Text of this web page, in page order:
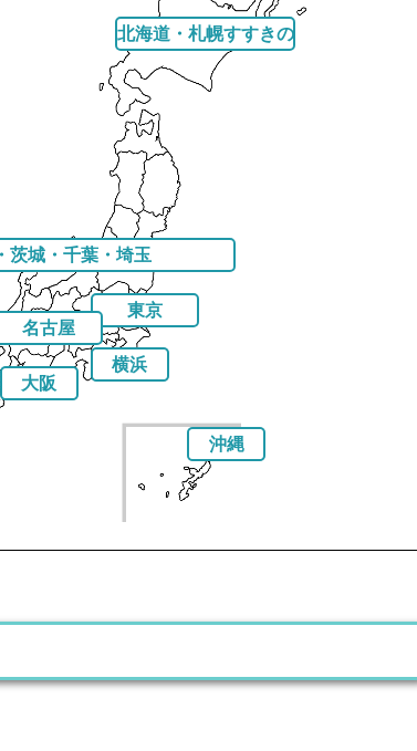
北海道・札幌すすきの
茨城・千葉・埼玉
横浜
東京
名古屋
大阪
沖縄